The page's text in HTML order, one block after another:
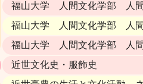
福山大学 人間文化学部 人
福山大学 人間文化学部 人
福山大学 人間文化学部 人
近世文化史・服飾史